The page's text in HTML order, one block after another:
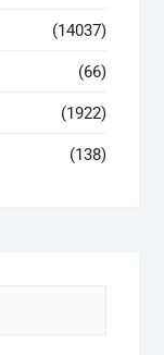
(14037)
(66)
(1922)
(138)